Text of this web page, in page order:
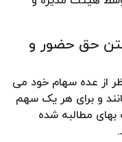
داشتن حق حضور و
از عده سهام خود می
و برای هر یک سهم
مطالبه شده